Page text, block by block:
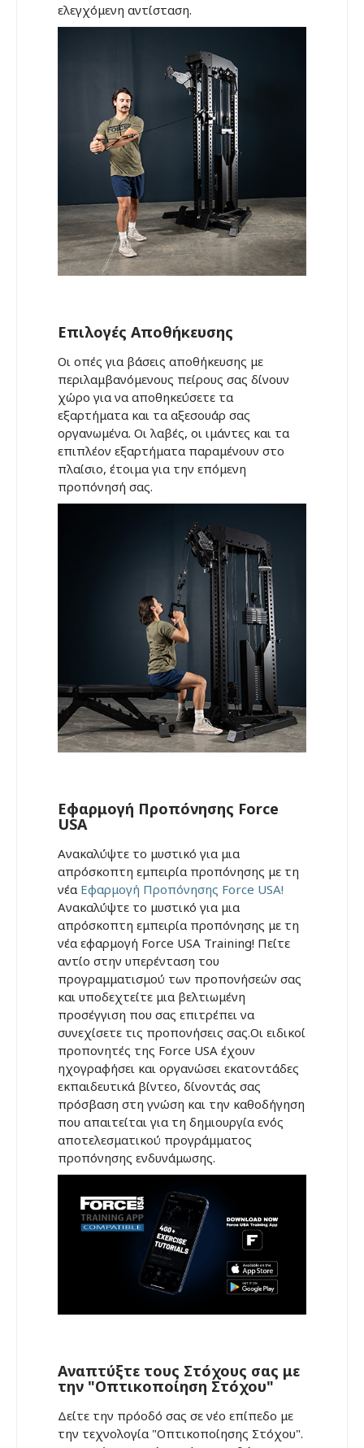
ελεγχόμενη αντίσταση.
Επιλογές Αποθήκευσης
Οι οπές για βάσεις αποθήκευσης με
περιλαμβανόμενους πείρους σας δίνουν
χώρο για να αποθηκεύσετε τα
εξαρτήματα και τα αξεσουάρ σας
οργανωμένα. Οι λαβές, οι ιμάντες και τα
επιπλέον εξαρτήματα παραμένουν στο
πλαίσιο, έτοιμα για την επόμενη
προπόνησή σας.
Εφαρμογή Προπόνησης Force
USA
Ανακαλύψτε το μυστικό για μια
απρόσκοπτη εμπειρία προπόνησης με τη
νέα Εφαρμογή Προπόνησης Force USA!
Ανακαλύψτε το μυστικό για μια
απρόσκοπτη εμπειρία προπόνησης με τη
νέα εφαρμογή Force USA Training! Πείτε
αντίο στην υπερένταση του
προγραμματισμού των προπονήσεών σας
και υποδεχτείτε μια βελτιωμένη
προσέγγιση που σας επιτρέπει να
συνεχίσετε τις προπονήσεις σας.Οι ειδικοί
προπονητές της Force USA έχουν
ηχογραφήσει και οργανώσει εκατοντάδες
εκπαιδευτικά βίντεο, δίνοντάς σας
πρόσβαση στη γνώση και την καθοδήγηση
που απαιτείται για τη δημιουργία ενός
αποτελεσματικού προγράμματος
προπόνησης ενδυνάμωσης.
Αναπτύξτε τους Στόχους σας με
την "Οπτικοποίηση Στόχου"
Δείτε την πρόοδό σας σε νέο επίπεδο με
την τεχνολογία "Οπτικοποίησης Στόχου".